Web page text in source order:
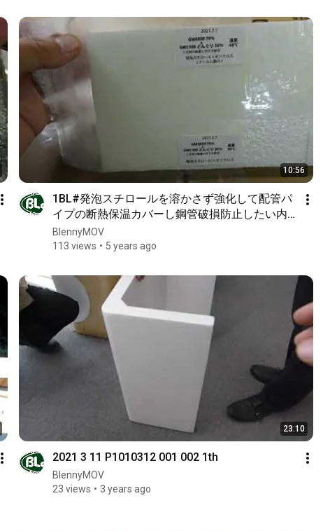
10:56
1BL#発泡スチロールを溶かさず強化して配管パ
イプの断熱保温カバーし鋼管破損防止したい内
容物保護にエポキシFRP補強はGM6800と
GM1508でハイブリッドFRP製作
BlennyMOV
113 views
5 years ago
23:10
2021 3 11 P1010312 001 002 1th
BlennyMOV
23 views
3 years ago